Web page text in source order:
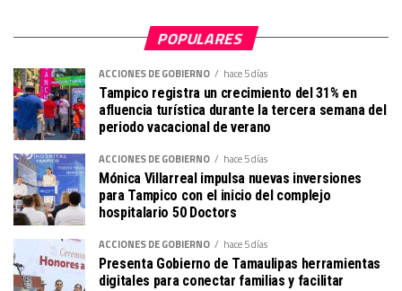
POPULARES
ACCIONES DE GOBIERNO hace 5 días
Tampico registra un crecimiento del 31% en
afluencia turística durante la tercera semana del
periodo vacacional de verano
ACCIONES DE GOBIERNO hace 5 días
Mónica Villarreal impulsa nuevas inversiones
para Tampico con el inicio del complejo
hospitalario 50 Doctors
ACCIONES DE GOBIERNO hace 5 días
Presenta Gobierno de Tamaulipas herramientas
digitales para conectar familias y facilitar